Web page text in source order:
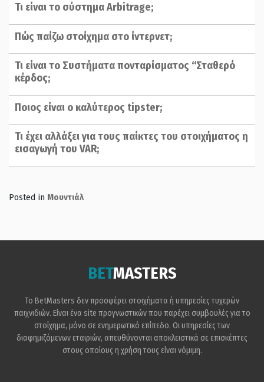
Τι είναι το σύστημα Arbitrage;
Πώς παίζω στοίχημα στο ίντερνετ;
Τι είναι το Συστήματα πονταρίσματος “Σταθερό
κέρδος;
Ποιος είναι ο καλύτερος tipster;
Τι έχει αλλάξει για τους παίκτες του στοιχήματος η
εισαγωγή του VAR;
Posted in Μουντιάλ
BETMASTERS
Το BetMasters δεν προσφέρει στοιχήματα ή υπηρεσίες τυχερών
παιχνιδιών. Είναι ένα site προγνωστικών που παρέχει συμβουλές για το
στοίχημα, μόνο σε ενημερωτικό επίπεδο. Οι υπηρεσίες των
διαφημιζόμενων εταιριών, απευθύνονται αποκλειστικά σε επισκέπτες
στους οποίους η χρήση τους είναι νόμιμη.